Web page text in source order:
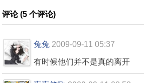
评论 (5 个评论)
兔兔 2009-09-11 05:37
有时候他们并不是真的离开